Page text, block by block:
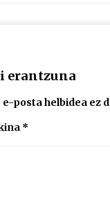
erantzuna
e-posta helbidea ez
*